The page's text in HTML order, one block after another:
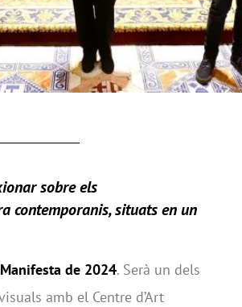
sobre els
contemporanis, situats en un
de 2024. Serà un dels
amb el Centre d’Art